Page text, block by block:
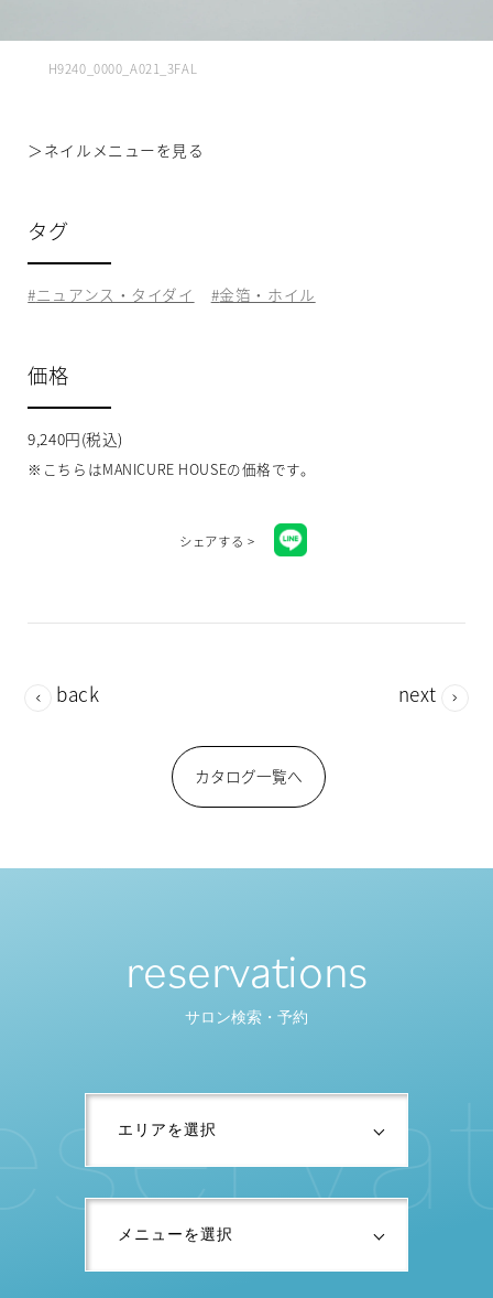
H9240_0000_A021_3FAL
＞ ネイルメニューを見る
タグ
ニュアンス・タイダイ 金箔・ホイル
価格
9,240円(税込)
※こちらはMANICURE HOUSEの価格です。
シェアする >
back
カタログ一覧へ
next
reservations
サロン検索・予約
serva